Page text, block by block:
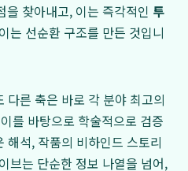
찾아내고, 이는 즉각적인 투
는 선순환 구조를 만든 것입니
다른 축은 바로 각 분야 최고의
를 바탕으로 학술적으로 검증
석, 작품의 비하인드 스토리
브는 단순한 정보 나열을 넘어,